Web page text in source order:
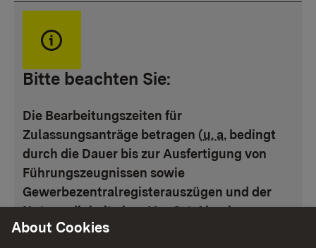
Bitte beachten Sie:
Die Bearbeitungszeiten für
Zulassungsanträge betragen (u. a. bedingt
durch die Dauer bis zur Ausfertigung von
Führungszeugnissen sowie
Gewerbezentralregisterauszügen und der
Notwendigkeit einer Vor-Ort-Abnahme
zuzulassender Fahrzeuge)
About Cookies